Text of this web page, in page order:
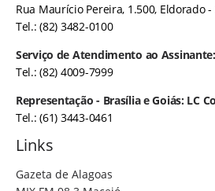
Rua Maurício Pereira, 1.500, Eldorado -
Tel.: (82) 3482-0100
Serviço de Atendimento ao Assinante:
Tel.: (82) 4009-7999
Representação - Brasília e Goiás: LC
Tel.: (61) 3443-0461
Links
Gazeta de Alagoas